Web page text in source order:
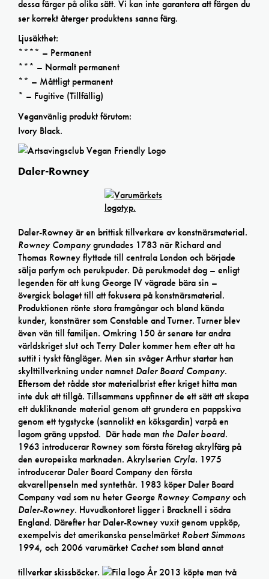
dessa färger på olika sätt. Vi kan inte garantera att färgen du
ser korrekt återger produktens sanna färg.
Ljusäkthet:
**** – Permanent
*** – Normalt permanent
** – Måttligt permanent
* – Fugitive (Tillfällig)
Veganvänlig produkt förutom:
Ivory Black.
Daler-Rowney
Daler-Rowney är en brittisk tillverkare av konstnärsmaterial.
Rowney Companygrundades 1783 när Richard and
Thomas Rowney flyttade till centrala London och började
sälja parfym och perukpuder. Då perukmodet dog – enligt
legenden för att kung George IV vägrade bära sin –
övergick bolaget till att fokusera på konstnärsmaterial.
Produktionen rönte stora framgångar och bland kända
kunder, konstnärer som Constable and Turner. Turner blev
även vän till familjen. Omkring 150 år senare tar andra
världskriget slut och Terry Daler kommer hem efter att ha
suttit i tyskt fångläger. Men sin svåger Arthur startar han
skylttillverkning under namnet Daler Board Company.
Eftersom det rådde stor materialbrist efter kriget hitta man
inte duk att tillgå. Tillsammans uppfinner de ett sätt att skapa
ett dukliknande material genom att grundera en pappskiva
genom ett tygstycke (sannolikt en köksgardin) varpå en
lagom gräng uppstod. Där hade man the Daler board.
1963 introducerar Rowney som första företag akrylfärg på
den europeiska marknaden. Akrylserien Cryla. 1975
introducerar Daler Board Company den första
akvarellpenseln med syntethår. 1983 köper Daler Board
Company vad som nu heterGeorge Rowney Companyoch
Daler-Rowney. Huvudkontoret ligger i Bracknell i södra
England. Därefter har Daler-Rowney vuxit genom uppköp,
exempelvis det amerikanska penselmärket Robert Simmons
1994, och 2006 varumärket Cachetsom bland annat
tillverkar skissböcker.
År 2013 köpte man två